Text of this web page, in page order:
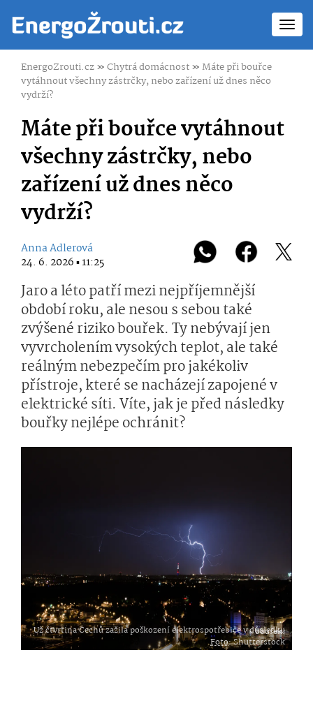
EnergoZrouti.cz»Chytrá domácnost»Máte při bouřce
vytáhnout všechny zástrčky, nebo zařízení už dnes něco
vydrží?
Máte při bouřce vytáhnout
všechny zástrčky, nebo
zařízení už dnes něco
vydrží?
Anna Adlerová
24. 6. 2026 ▪ 11:25
Jaro a léto patří mezi nejpříjemnější
období roku, ale nesou s sebou také
zvýšené riziko bouřek. Ty nebývají jen
vyvrcholením vysokých teplot, ale také
reálným nebezpečím pro jakékoliv
přístroje, které se nacházejí zapojené v
elektrické síti. Víte, jak je před následky
bouřky nejlépe ochránit?
Už čtvrtina Čechů zažila poškození elektrospotřebiče v důsledku bouřek.
Foto: Shutterstock